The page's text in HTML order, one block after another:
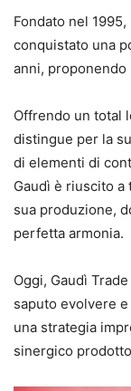
Fondato nel
conquistato una
anni, proponendo
Offrendo un total
distingue per la
di elementi di
Gaudì è riuscito
sua produzione,
perfetta armonia.
Oggi, Gaudì
saputo evolvere
una strategia
sinergico